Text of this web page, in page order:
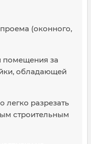
(оконного,
помещения за
обладающей
легко разрезать
строительным